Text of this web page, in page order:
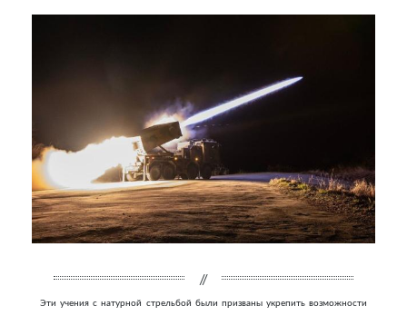
Эти учения с натурной стрельбой были призваны укрепить возможности